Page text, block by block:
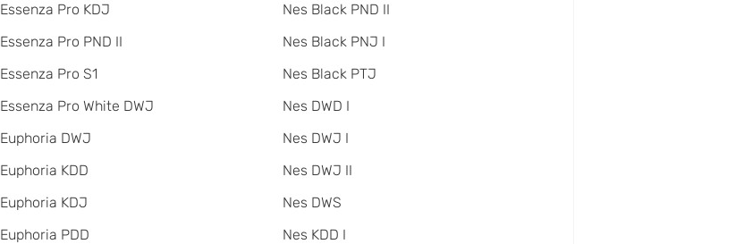
Essenza Pro KDJ
Essenza Pro PND II
Essenza Pro S1
Essenza Pro White DWJ
Euphoria DWJ
Euphoria KDD
Euphoria KDJ
Euphoria PDD
Nes Black PND II
Nes Black PNJ I
Nes Black PTJ
Nes DWD I
Nes DWJ I
Nes DWJ II
Nes DWS
Nes KDD I